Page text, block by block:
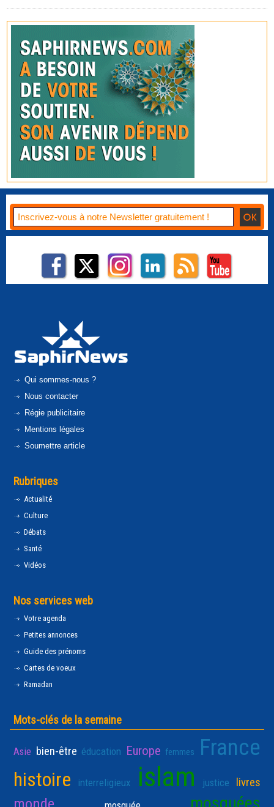
Qui sommes-nous ?
Nous contacter
Régie publicitaire
Mentions légales
Soumettre article
Rubriques
Actualité
Culture
Débats
Santé
Vidéos
Nos services web
Votre agenda
Petites annonces
Guide des prénoms
Cartes de voeux
Ramadan
Mots-clés de la semaine
Asie bien-être éducation Europe femmes France
histoire interreligieux islam justice livres